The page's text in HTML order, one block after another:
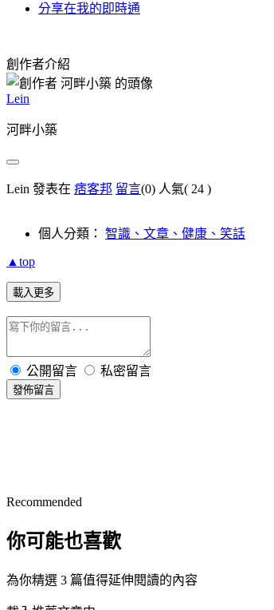
分享在我的即時通
創作者介紹
Lein
河畔小築
Lein 發表在 痞客邦 留言(0) 人氣( 24 )
個人分類： 智識、文章、健康、笑話
▲top
載入更多
公開留言 私密留言
發佈留言
Recommended
你可能也喜歡
為你精選 3 篇值得延伸閱讀的內容